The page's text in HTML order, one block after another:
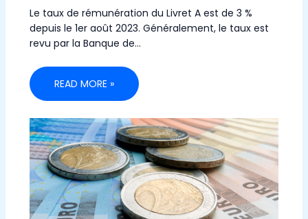
Le taux de rémunération du Livret A est de 3 %
depuis le 1er août 2023. Généralement, le taux est
revu par la Banque de…
READ MORE »